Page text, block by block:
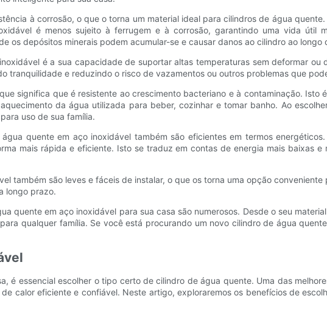
à corrosão, o que o torna um material ideal para cilindros de água
é menos sujeito à ferrugem e à corrosão, garantindo uma vida útil
os depósitos minerais podem acumular-se e causar danos ao cilindro ao longo
é a sua capacidade de suportar altas temperaturas sem deformar ou
tranquilidade e reduzindo o risco de vazamentos ou outros problemas que
significa que é resistente ao crescimento bacteriano e à contaminação.
da água utilizada para beber, cozinhar e tomar banho. Ao
uso de sua família.
quente em aço inoxidável também são eficientes em termos
mais rápida e eficiente. Isto se traduz em contas de energia mais baixas e
também são leves e fáceis de instalar, o que os torna uma opção
longo prazo.
quente em aço inoxidável para sua casa são numerosos. Desde o seu
qualquer família. Se você está procurando um novo cilindro de água
é essencial escolher o tipo certo de cilindro de água quente. Uma das
calor eficiente e confiável. Neste artigo, exploraremos os benefícios de